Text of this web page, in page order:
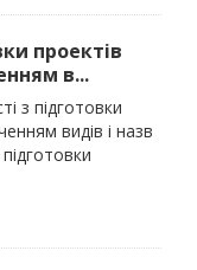
проектів
в...
з підготовки
видів і назв